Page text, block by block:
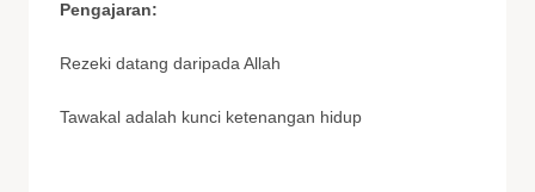
Pengajaran:
Rezeki datang daripada Allah
Tawakal adalah kunci ketenangan hidup